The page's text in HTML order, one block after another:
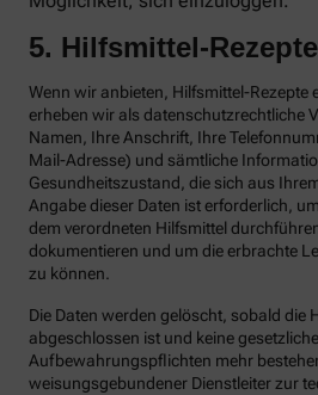
5. Hilfsmittel-Rezepte
Wenn wir anbieten, Hilfsmittel-Rezepte
erheben wir als datenschutzrechtliche
Namen, Ihre Anschrift, Ihre
Mail-Adresse) und sämtliche
Gesundheitszustand, die sich aus
Angabe dieser Daten ist erforderlich,
dem verordneten Hilfsmittel
dokumentieren und um die erbrachte
zu können.
Die Daten werden gelöscht, sobald die
abgeschlossen ist und keine
Aufbewahrungspflichten mehr
weisungsgebundener Dienstleiter zur